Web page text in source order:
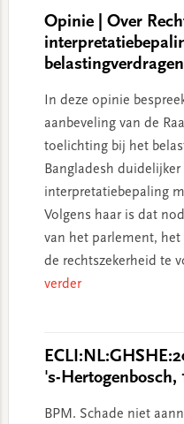
Opinie | Over
belastingverdragen
In deze opinie
aanbeveling van de
toelichting bij het
Bangladesh
interpretatiebepaling
Volgens haar is dat
van het parlement, het
de rechtszekerheid te
verder
's-Hertogenbosch,
BPM. Schade niet